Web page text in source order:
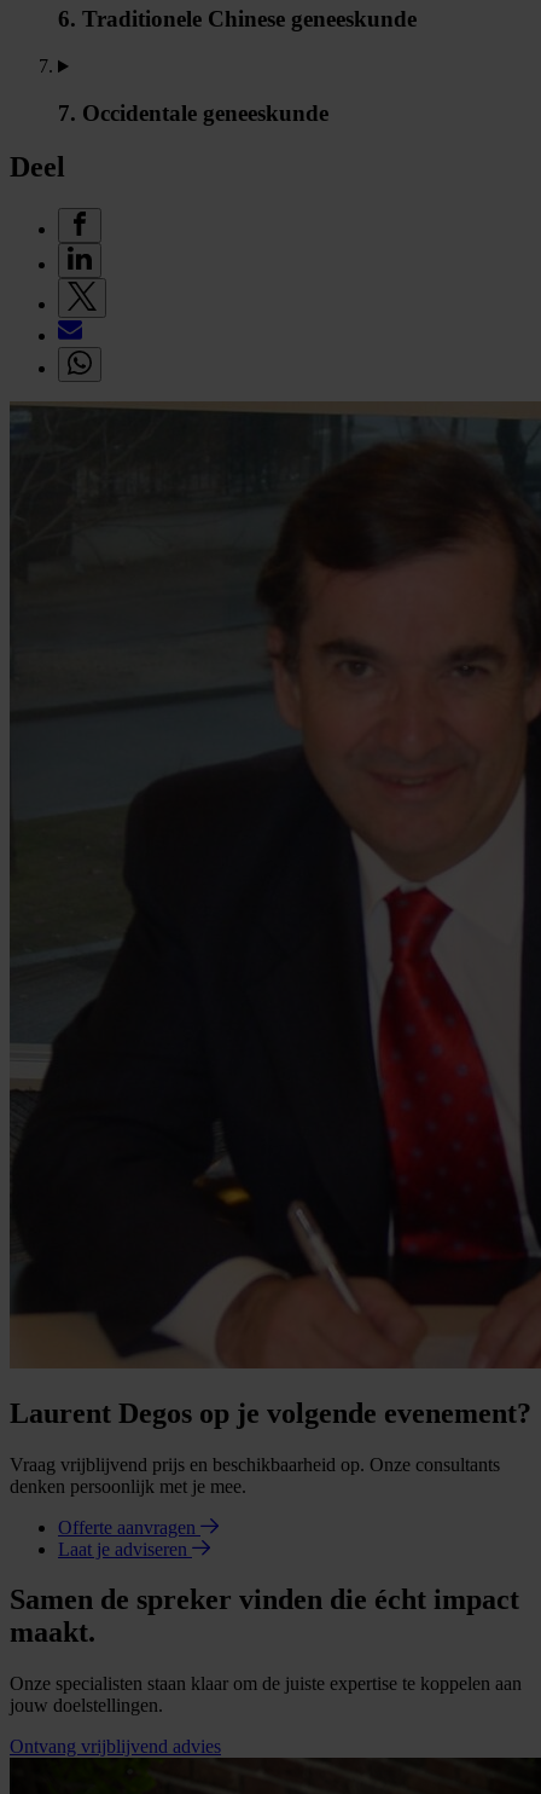
6. Traditionele Chinese geneeskunde
7. Occidentale geneeskunde
Deel
Laurent Degos op je volgende evenement?
Vraag vrijblijvend prijs en beschikbaarheid op. Onze consultants
denken persoonlijk met je mee.
Offerte aanvragen
Laat je adviseren
Samen de spreker vinden die écht impact
maakt.
Onze specialisten staan klaar om de juiste expertise te koppelen aan
jouw doelstellingen.
Ontvang vrijblijvend advies